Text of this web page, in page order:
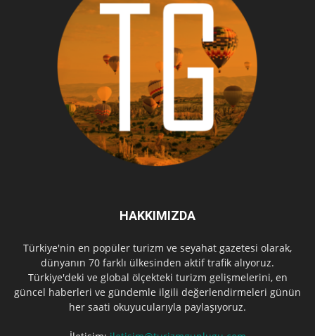
HAKKIMIZDA
Türkiye'nin en popüler turizm ve seyahat gazetesi olarak,
dünyanın 70 farklı ülkesinden aktif trafik alıyoruz.
Türkiye'deki ve global ölçekteki turizm gelişmelerini, en
güncel haberleri ve gündemle ilgili değerlendirmeleri günün
her saati okuyucularıyla paylaşıyoruz.